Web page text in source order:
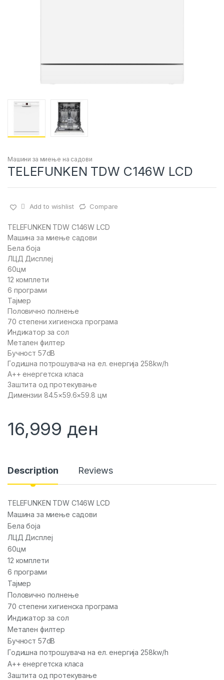
Машини за миење на садови
TELEFUNKEN TDW C146W LCD
Add to wishlist Compare
TELEFUNKEN TDW C146W LCD
Машина за миење садови
Бела боја
ЛЦД Дисплеј
60цм
12 комплети
6 програми
Тајмер
Половично полнење
70 степени хигиенска програма
Индикатор за сол
Метален филтер
Бучност 57dB
Годишна потрошувача на ел. енергија 258kw/h
А++ енергетска класа
Заштита од протекување
Димензии 84.5×59.6×59.8 цм
16,999 ден
Description Reviews
TELEFUNKEN TDW C146W LCD
Машина за миење садови
Бела боја
ЛЦД Дисплеј
60цм
12 комплети
6 програми
Тајмер
Половично полнење
70 степени хигиенска програма
Индикатор за сол
Метален филтер
Бучност 57dB
Годишна потрошувача на ел. енергија 258kw/h
А++ енергетска класа
Заштита од протекување